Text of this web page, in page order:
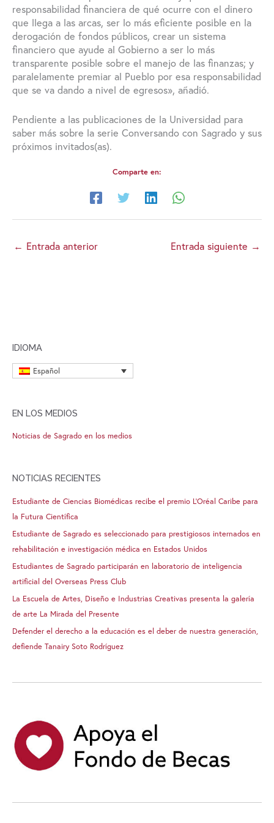
responsabilidad financiera de qué ocurre con el dinero
que llega a las arcas, ser lo más eficiente posible en la
derogación de fondos públicos, crear un sistema
financiero que ayude al Gobierno a ser lo más
transparente posible sobre el manejo de las finanzas; y
paralelamente premiar al Pueblo por esa responsabilidad
que se va dando a nivel de egresos», añadió.
Pendiente a las publicaciones de la Universidad para
saber más sobre la serie Conversando con Sagrado y sus
próximos invitados(as).
Comparte en:
← Entrada anterior Entrada siguiente →
IDIOMA
Español
EN LOS MEDIOS
Noticias de Sagrado en los medios
NOTICIAS RECIENTES
Estudiante de Ciencias Biomédicas recibe el premio L’Oréal Caribe para
la Futura Científica
Estudiante de Sagrado es seleccionado para prestigiosos internados en
rehabilitación e investigación médica en Estados Unidos
Estudiantes de Sagrado participarán en laboratorio de inteligencia
artificial del Overseas Press Club
La Escuela de Artes, Diseño e Industrias Creativas presenta la galería
de arte La Mirada del Presente
Defender el derecho a la educación es el deber de nuestra generación,
defiende Tanairy Soto Rodríguez